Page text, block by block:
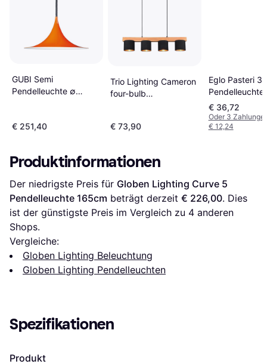
GUBI Semi
Pendelleuchte ∅
€ 251,40
Trio Lighting Cameron
four-bulb
€ 73,90
Eglo Pasteri
Pendelleuchte
38cm
€ 36,72
Oder 3
€ 12,24
Produktinformationen
Der niedrigste Preis für Globen Lighting Curve 5
Pendelleuchte 165cm beträgt derzeit € 226,00. Dies
ist der günstigste Preis im Vergleich zu 4 anderen
Shops.
Vergleiche:
Globen Lighting Beleuchtung
Globen Lighting Pendelleuchten
Spezifikationen
Produkt